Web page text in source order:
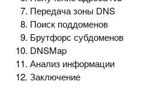
Передача зоны DNS
Поиск поддоменов
Брутфорс субдоменов
DNSMap
Анализ информации
Заключение